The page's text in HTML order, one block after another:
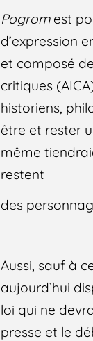
Pogromest
d’expression
et composé
critiques
historiens,
être et rester
même
restent
des
Aussi, sauf à
aujourd’hui
loi qui ne
presse et le